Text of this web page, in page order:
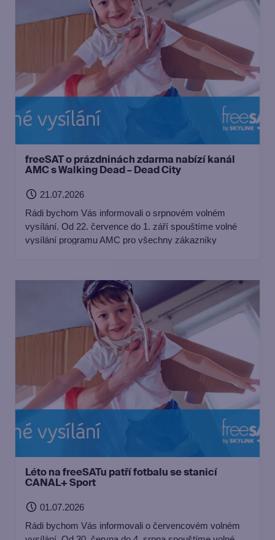
freeSAT o prázdninách zdarma nabízí kanál
AMC s Walking Dead – Dead City
21.07.2026
Rádi bychom Vás informovali o srpnovém volném
vysílání. Od 22. července do 1. září spouštíme volné
vysílání programu AMC pro všechny zákazníky
Léto na freeSATu patří fotbalu se stanicí
CANAL+ Sport
01.07.2026
Rádi bychom Vás informovali o červencovém volném